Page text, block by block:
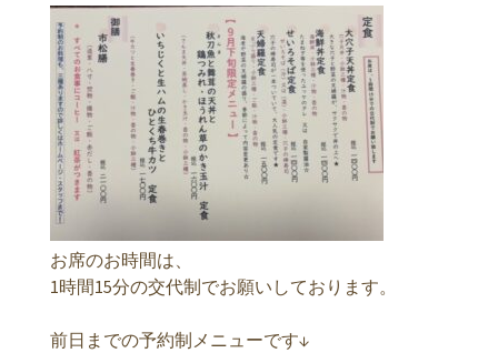
お席のお時間は、
1時間15分の交代制でお願いしております。
前日までの予約制メニューです↓